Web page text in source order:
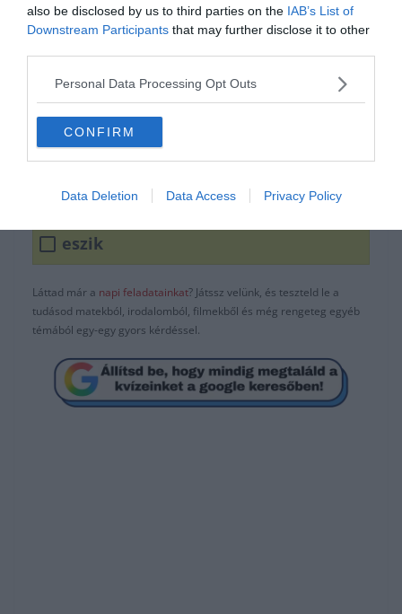
also be disclosed by us to third parties on the IAB’s List of
Downstream Participants that may further disclose it to other
Personal Data Processing Opt Outs
CONFIRM
Data Deletion Data Access Privacy Policy
0%
trillázik
dalol
rajzol
eszik
Láttad már a napi feladatainkat? Játssz velünk, és teszteld le a
tudásod matekból, irodalomból, filmekből és még rengeteg egyéb
témából egy-egy gyors kérdéssel.